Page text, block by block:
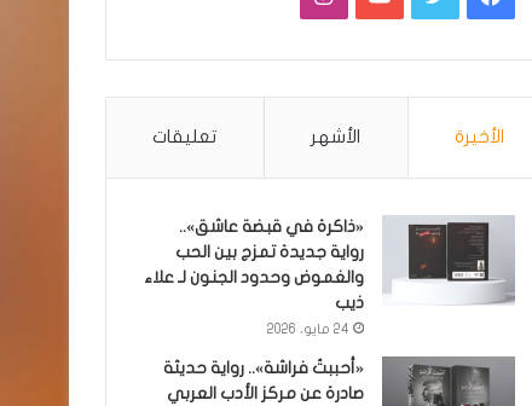
الأخيرة الأشهر تعليقات
«ذاكرة في قبضة عاشق»..
رواية جديدة تمزج بين الحب
والغموض وحدود الجنون لـ علاء
ذيب
24 مايو، 2026
«أحببتُ فراشة».. رواية حديثة
صادرة عن مركز الأدب العربي